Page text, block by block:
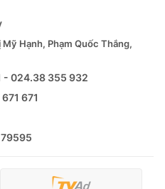
Hạnh, Phạm Quốc Thắng,
- 024.38 355 932
671